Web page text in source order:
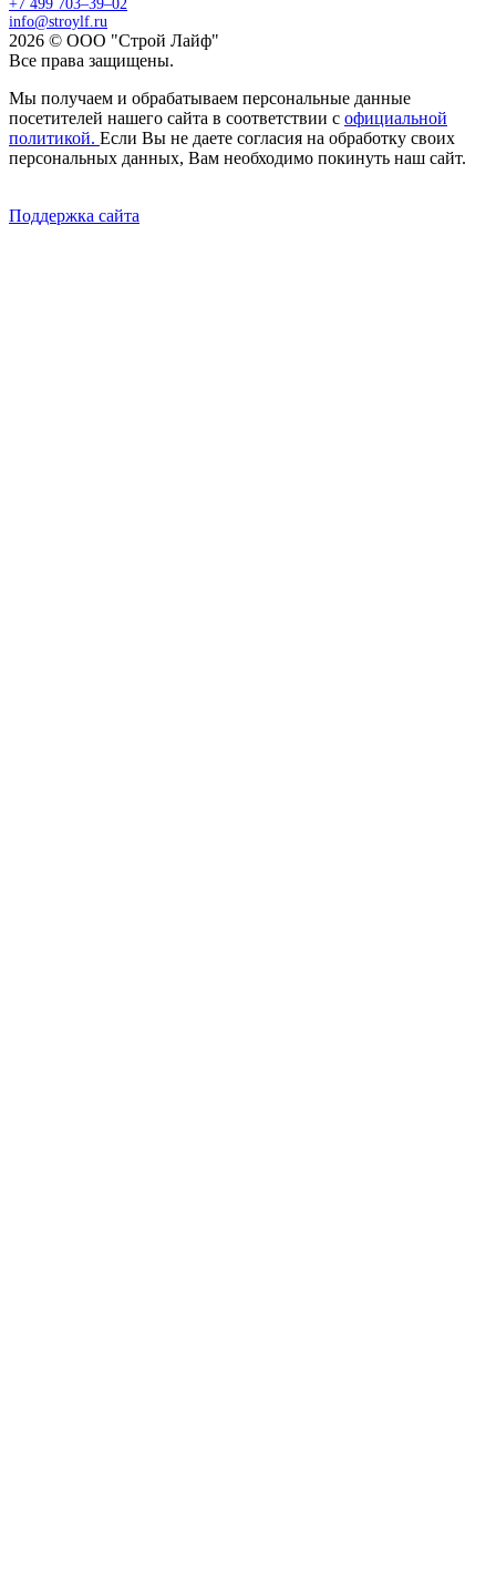
+7 499 703–39–02
info@stroylf.ru
2026 © ООО "Строй Лайф"
Все права защищены.
Мы получаем и обрабатываем персональные данные
посетителей нашего сайта в соответствии с официальной
политикой. Если Вы не даете согласия на обработку своих
персональных данных, Вам необходимо покинуть наш сайт.
Поддержка сайта